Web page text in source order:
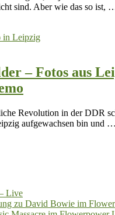
sind. Aber wie das so ist,
– Fotos aus
Revolution in der DDR
aufgewachsen bin und …
Live
zu David Bowie im